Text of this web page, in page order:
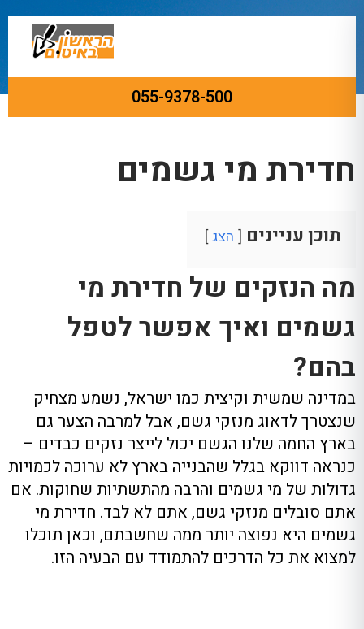
055-9378-500
חדירת מי גשמים
חדירת מי גשמים
תוכן עניינים הצג
מה הנזקים של חדירת מי
גשמים ואיך אפשר לטפל
בהם?
במדינה שמשית וקיצית כמו ישראל, נשמע מצחיק
שנצטרך לדאוג מנזקי גשם, אבל למרבה הצער גם
בארץ החמה שלנו הגשם יכול לייצר נזקים כבדים –
כנראה דווקא בגלל שהבנייה בארץ לא ערוכה לכמויות
גדולות של מי גשמים והרבה מהתשתיות שחוקות. אם
אתם סובלים מנזקי גשם, אתם לא לבד. חדירת מי
גשמים היא נפוצה יותר ממה שחשבתם, וכאן תוכלו
למצוא את כל הדרכים להתמודד עם הבעיה הזו.